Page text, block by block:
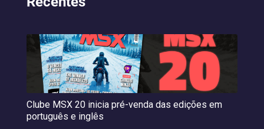
Clube MSX 20 inicia pré-venda das edições em
português e inglês